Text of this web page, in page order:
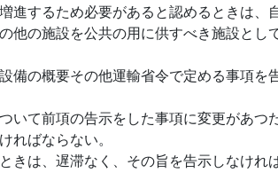
進するため必要があると認めるときは、
他の施設を公共の用に供すべき施設とし
備の概要その他運輸省令で定める事項を
いて前項の告示をした事項に変更があつ
ればならない。
きは、遅滞なく、その旨を告示しなけれ